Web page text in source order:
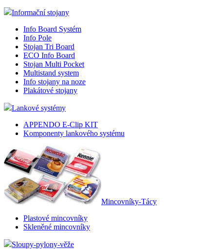
Informační stojany
Info Board Systém
Info Pole
Stojan Tri Board
ECO Info Board
Stojan Multi Pocket
Multistand system
Info stojany na noze
Plakátové stojany
Lankové systémy
APPENDO E-Clip KIT
Komponenty lankového systému
Mincovníky-Tácy
Plastové mincovníky
Skleněné mincovníky
Sloupy-pylony-věže